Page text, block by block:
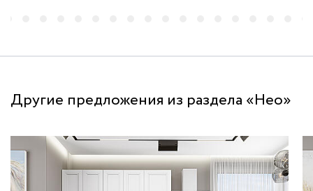
Другие предложения из раздела «Нео»